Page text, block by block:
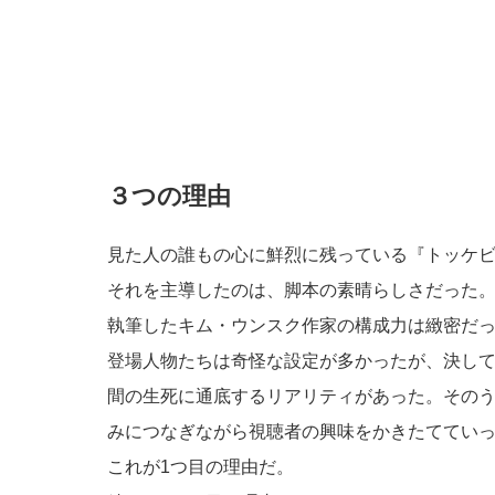
３つの理由
見た人の誰もの心に鮮烈に残っている『トッケ
それを主導したのは、脚本の素晴らしさだった。
執筆したキム・ウンスク作家の構成力は緻密だ
登場人物たちは奇怪な設定が多かったが、決し
間の生死に通底するリアリティがあった。その
みにつなぎながら視聴者の興味をかきたててい
これが1つ目の理由だ。